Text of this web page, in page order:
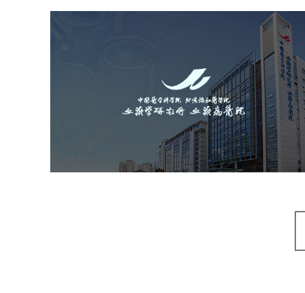
中国医学科学院血液病医院
（中国医学科学院...
医院网站建设
互联网医院
网站建设 网页设计